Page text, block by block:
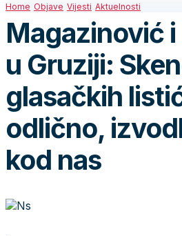
Home Objave Vijesti Aktuelnosti
Magazinović
u Gruziji:
glasačkih
odlično,
kod nas